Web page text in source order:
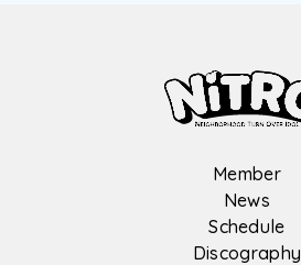
Member
News
Schedule
Discography